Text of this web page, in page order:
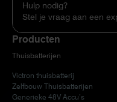
Hulp nodig?
Stel je vraag aan een
Producten
Thuisbatterijen
Victron thuisbatterij
Zelfbouw Thuisbatterijen
Generieke 48V Accu’s